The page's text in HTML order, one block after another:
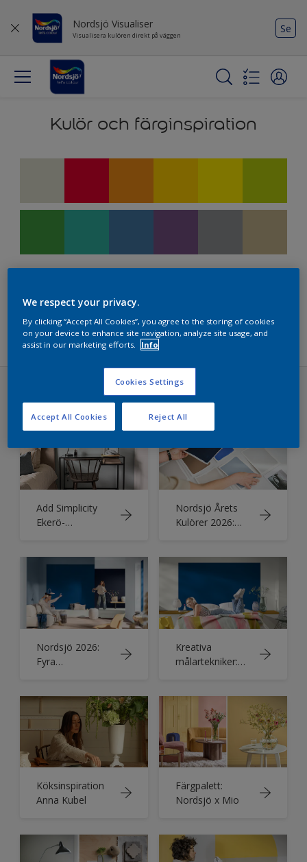
Nordsjö Visualiser
Visualisera kulören direkt på väggen
Se
Kulör och färginspiration
Kulör och färginspiration
Add Simplicity
Ekerö-
Nordsjö Årets
Kulörer 2026:
Nordsjö 2026:
Fyra
med indigoblå
färger
Kreativa
målartekniker:
Köksinspiration
Anna Kubel
Färgpalett:
Nordsjö x Mio
We respect your privacy.
By clicking “Accept All Cookies”, you agree to the storing of cookies
on your device to enhance site navigation, analyze site usage, and
assist in our marketing efforts.
Info
Cookies Settings
Reject All
Accept All Cookies